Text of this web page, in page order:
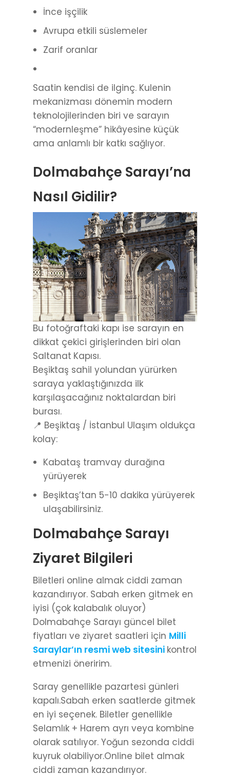
İnce işçilik
Avrupa etkili süslemeler
Zarif oranlar
Saatin kendisi de ilginç. Kulenin
mekanizması dönemin modern
teknolojilerinden biri ve sarayın
“modernleşme” hikâyesine küçük
ama anlamlı bir katkı sağlıyor.
Dolmabahçe Sarayı’na
Nasıl Gidilir?
Bu fotoğraftaki kapı ise sarayın en
dikkat çekici girişlerinden biri olan
Saltanat Kapısı.
Beşiktaş sahil yolundan yürürken
saraya yaklaştığınızda ilk
karşılaşacağınız noktalardan biri
burası.
📍 Beşiktaş / İstanbul Ulaşım oldukça
kolay:
Kabataş tramvay durağına
yürüyerek
Beşiktaş’tan 5-10 dakika yürüyerek
ulaşabilirsiniz.
Dolmabahçe Sarayı
Ziyaret Bilgileri
Biletleri online almak ciddi zaman
kazandırıyor. Sabah erken gitmek en
iyisi (çok kalabalık oluyor)
Dolmabahçe Sarayı güncel bilet
fiyatları ve ziyaret saatleri için Milli
Saraylar’ın resmi web sitesini kontrol
etmenizi öneririm.
Saray genellikle pazartesi günleri
kapalı.Sabah erken saatlerde gitmek
en iyi seçenek. Biletler genellikle
Selamlık + Harem ayrı veya kombine
olarak satılıyor. Yoğun sezonda ciddi
kuyruk olabiliyor.Online bilet almak
ciddi zaman kazandırıyor.